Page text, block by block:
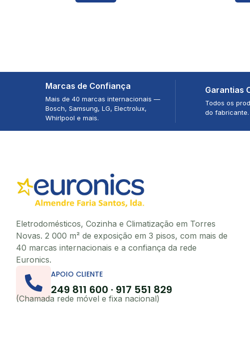
Marcas de Confiança
Mais de 40 marcas internacionais —
Bosch, Samsung, LG, Electrolux,
Whirlpool e mais.
Garantias
Todos os
do fabricante.
Eletrodomésticos, Cozinha e Climatização em Torres
Novas. 2 000 m² de exposição em 3 pisos, com mais de
40 marcas internacionais e a confiança da rede
Euronics.
APOIO CLIENTE
249 811 600 · 917 551 829
(Chamada rede móvel e fixa nacional)